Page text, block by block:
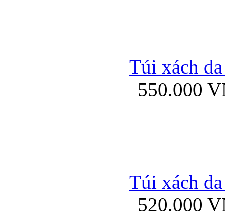
Bao da iPad
Túi xách
550.000
Túi xách
520.000